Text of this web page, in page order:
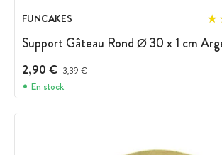
FUNCAKES
Support Gâteau Rond Ø 30 x 1 cm
2,90 € Prix avant réduction :
3,39 €
En stock